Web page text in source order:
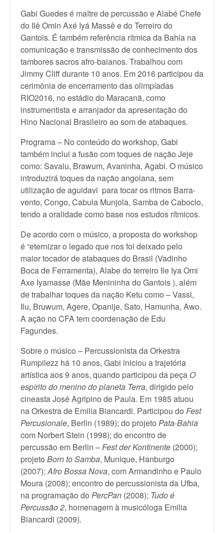
Gabi Guedes é maître de percussão e Alabé Chefe
do Ilê Omin Axé Iyá Massê e do Terreiro do
Gantois. É também referência rítmica da Bahia na
comunicação e transmissão de conhecimento dos
tambores sacros afro-baianos. Trabalhou com
Jimmy Cliff durante 10 anos. Em 2016 participou da
cerimônia de encerramento das olimpíadas
RIO2016, no estádio do Maracanã, como
instrumentista e arranjador da apresentação do
Hino Nacional Brasileiro ao som de atabaques.
Programa – No conteúdo do workshop, Gabi
também inclui a fusão com toques de nação Jeje
como: Savalu, Brawum, Avaninha, Agabi. O músico
introduzirá toques da nação angolana, sem
utilização de aguidavi para tocar os ritmos Barra-
vento, Congo, Cabula Munjola, Samba de Caboclo,
tendo a oralidade como base nos estudos rítmicos.
De acordo com o músico, a proposta do workshop
é “eternizar o legado que nos foi deixado pelo
maior tocador de atabaques do Brasil (Vadinho
Boca de Ferramenta), Alabe do terreiro Ile Iya Omi
Axe Iyamasse (Mãe Menininha do Gantois ), além
de trabalhar toques da nação Ketu como – Vassi,
Ilu, Bruwum, Agere, Opanije, Sato, Hamunha, Awo.
A ação no CFA tem coordenação de Edu
Fagundes.
Sobre o músico – Percussionista da Orkestra
Rumpilezz há 10 anos, Gabi iniciou a trajetória
artística aos 9 anos, quando participou da peça O
espírito do menino do planeta Terra, dirigido pelo
cineasta José Agripino de Paula. Em 1985 atuou
na Orkestra de Emilia Biancardi. Participou do Fest
Percusionale, Berlin (1989); do projeto Pata-Bahia
com Norbert Stein (1998); do encontro de
percussão em Berlin –Fest der Kontinente (2000);
projeto Born to Samba, Munique, Hanburgo
(2007);Afro Bossa Nova, com Armandinho e Paulo
Moura (2008); encontro de percussionista da Ufba,
na programação do PercPan (2008); Tudo é
Percussão 2, homenagem à musicóloga Emilia
Biancardi (2009).